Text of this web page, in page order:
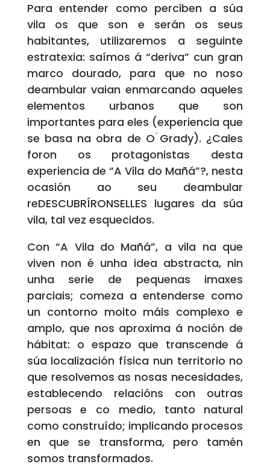
Para entender como perciben a súa
vila os que son e serán os seus
habitantes, utilizaremos a seguinte
estratexia: saímos á “deriva” cun gran
marco dourado, para que no noso
deambular vaian enmarcando aqueles
elementos urbanos que son
importantes para eles (experiencia que
se basa na obra de O ́Grady). ¿Cales
foron os protagonistas desta
experiencia de “A Vila do Mañá”?, nesta
ocasión ao seu deambular
reDESCUBRÍRONSELLES lugares da súa
vila, tal vez esquecidos.
Con “A Vila do Mañá”, a vila na que
viven non é unha idea abstracta, nin
unha serie de pequenas imaxes
parciais; comeza a entenderse como
un contorno moito máis complexo e
amplo, que nos aproxima á noción de
hábitat: o espazo que transcende á
súa localización física nun territorio no
que resolvemos as nosas necesidades,
establecendo relacións con outras
persoas e co medio, tanto natural
como construído; implicando procesos
en que se transforma, pero tamén
somos transformados.